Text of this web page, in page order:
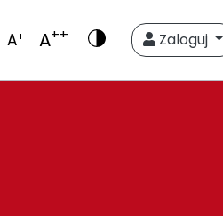
A+ A++ Zaloguj